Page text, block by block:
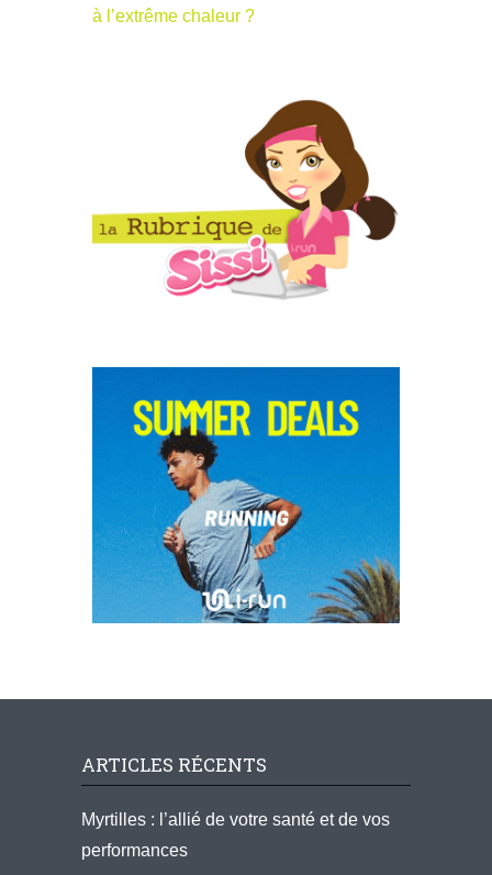
à l’extrême chaleur ?
ARTICLES RÉCENTS
Myrtilles : l’allié de votre santé et de vos
performances